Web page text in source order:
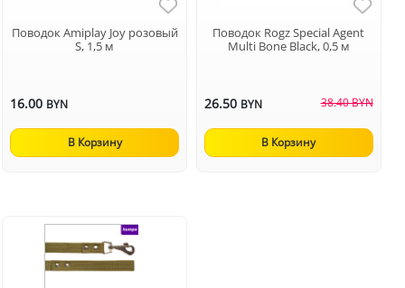
Поводок Amiplay Joy розовый
S, 1,5 м
16.00 BYN
В Корзину
Поводок Rogz Special Agent
Multi Bone Black, 0,5 м
26.50 BYN 38.40 BYN
В Корзину